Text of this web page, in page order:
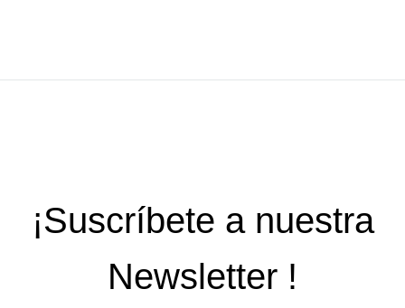
¡Suscríbete a nuestra
Newsletter !